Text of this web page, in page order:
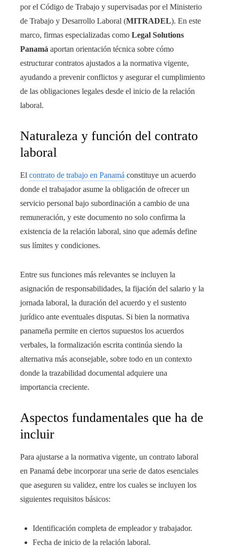
por el Código de Trabajo y supervisadas por el Ministerio
de Trabajo y Desarrollo Laboral (MITRADEL). En este
marco, firmas especializadas como Legal Solutions
Panamá aportan orientación técnica sobre cómo
estructurar contratos ajustados a la normativa vigente,
ayudando a prevenir conflictos y asegurar el cumplimiento
de las obligaciones legales desde el inicio de la relación
laboral.
Naturaleza y función del contrato
laboral
El contrato de trabajo en Panamá constituye un acuerdo
donde el trabajador asume la obligación de ofrecer un
servicio personal bajo subordinación a cambio de una
remuneración, y este documento no solo confirma la
existencia de la relación laboral, sino que además define
sus límites y condiciones.
Entre sus funciones más relevantes se incluyen la
asignación de responsabilidades, la fijación del salario y la
jornada laboral, la duración del acuerdo y el sustento
jurídico ante eventuales disputas. Si bien la normativa
panameña permite en ciertos supuestos los acuerdos
verbales, la formalización escrita continúa siendo la
alternativa más aconsejable, sobre todo en un contexto
donde la trazabilidad documental adquiere una
importancia creciente.
Aspectos fundamentales que ha de
incluir
Para ajustarse a la normativa vigente, un contrato laboral
en Panamá debe incorporar una serie de datos esenciales
que aseguren su validez, entre los cuales se incluyen los
siguientes requisitos básicos:
Identificación completa de empleador y trabajador.
Fecha de inicio de la relación laboral.